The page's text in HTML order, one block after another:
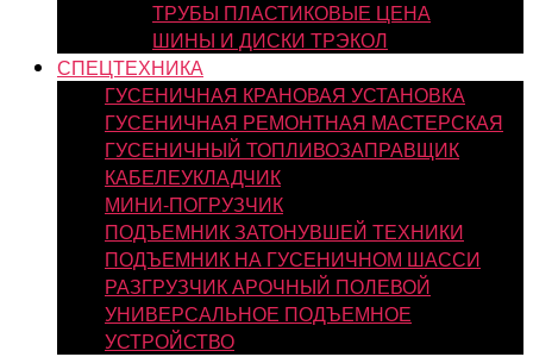
ТРУБЫ ПЛАСТИКОВЫЕ ЦЕНА
ШИНЫ И ДИСКИ ТРЭКОЛ
СПЕЦТЕХНИКА
ГУСЕНИЧНАЯ КРАНОВАЯ УСТАНОВКА
ГУСЕНИЧНАЯ РЕМОНТНАЯ МАСТЕРСКАЯ
ГУСЕНИЧНЫЙ ТОПЛИВОЗАПРАВЩИК
КАБЕЛЕУКЛАДЧИК
МИНИ-ПОГРУЗЧИК
ПОДЪЕМНИК ЗАТОНУВШЕЙ ТЕХНИКИ
ПОДЪЕМНИК НА ГУСЕНИЧНОМ ШАССИ
РАЗГРУЗЧИК АРОЧНЫЙ ПОЛЕВОЙ
УНИВЕРСАЛЬНОЕ ПОДЪЕМНОЕ
УСТРОЙСТВО